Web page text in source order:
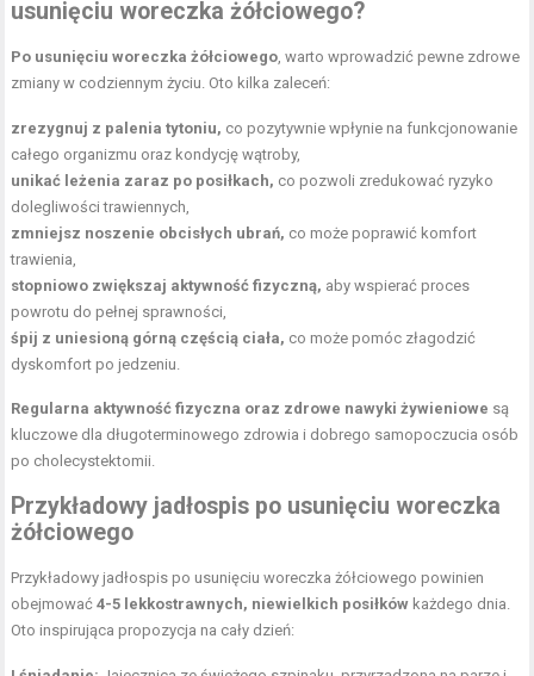
usunięciu woreczka żółciowego?
Po usunięciu woreczka żółciowego, warto wprowadzić pewne zdrowe
zmiany w codziennym życiu. Oto kilka zaleceń:
zrezygnuj z palenia tytoniu, co pozytywnie wpłynie na funkcjonowanie
całego organizmu oraz kondycję wątroby,
unikać leżenia zaraz po posiłkach, co pozwoli zredukować ryzyko
dolegliwości trawiennych,
zmniejsz noszenie obcisłych ubrań, co może poprawić komfort
trawienia,
stopniowo zwiększaj aktywność fizyczną, aby wspierać proces
powrotu do pełnej sprawności,
śpij z uniesioną górną częścią ciała, co może pomóc złagodzić
dyskomfort po jedzeniu.
Regularna aktywność fizyczna oraz zdrowe nawyki żywieniowe są
kluczowe dla długoterminowego zdrowia i dobrego samopoczucia osób
po cholecystektomii.
Przykładowy jadłospis po usunięciu woreczka
żółciowego
Przykładowy jadłospis po usunięciu woreczka żółciowego powinien
obejmować4-5 lekkostrawnych, niewielkich posiłków każdego dnia.
Oto inspirująca propozycja na cały dzień: